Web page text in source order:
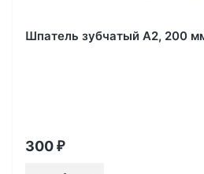
Шпатель зубчатый А2, 200
300 ₽